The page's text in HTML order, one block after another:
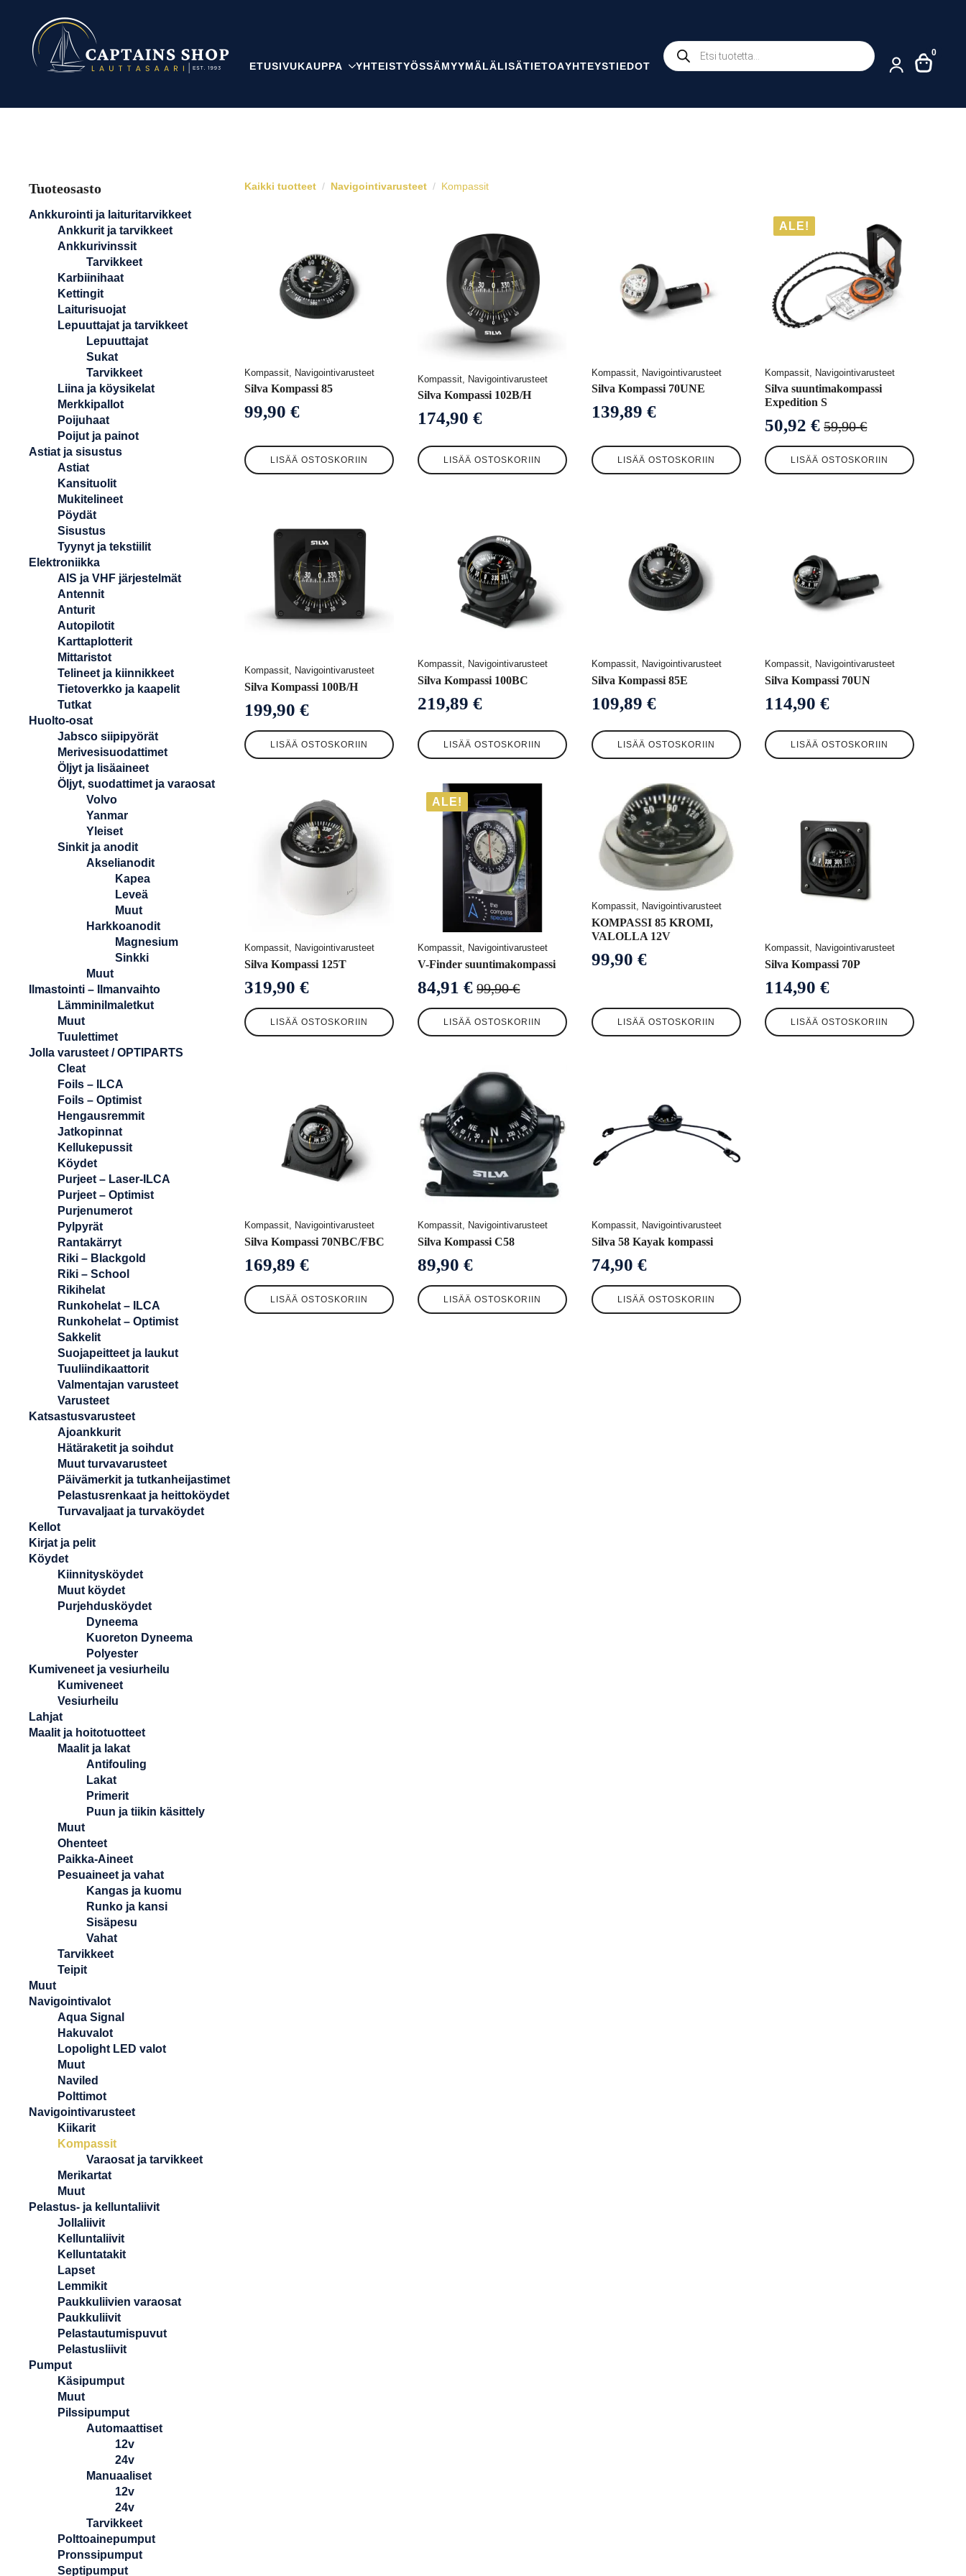
ETUSIVUKAUPPA YHTEISTYÖSSÄMYYMÄLÄLISÄTIETOAYHTEYSTIEDOT
Products
search
0
Tuoteosasto
Ankkurointi ja laituritarvikkeet
Ankkurit ja tarvikkeet
Ankkurivinssit
Tarvikkeet
Karbiinihaat
Kettingit
Laiturisuojat
Lepuuttajat ja tarvikkeet
Lepuuttajat
Sukat
Tarvikkeet
Liina ja köysikelat
Merkkipallot
Poijuhaat
Poijut ja painot
Astiat ja sisustus
Astiat
Kansituolit
Mukitelineet
Pöydät
Sisustus
Tyynyt ja tekstiilit
Elektroniikka
AIS ja VHF järjestelmät
Antennit
Anturit
Autopilotit
Karttaplotterit
Mittaristot
Telineet ja kiinnikkeet
Tietoverkko ja kaapelit
Tutkat
Huolto-osat
Jabsco siipipyörät
Merivesisuodattimet
Öljyt ja lisäaineet
Öljyt, suodattimet ja varaosat
Volvo
Yanmar
Yleiset
Sinkit ja anodit
Akselianodit
Kapea
Leveä
Muut
Harkkoanodit
Magnesium
Sinkki
Muut
Ilmastointi – Ilmanvaihto
Lämminilmaletkut
Muut
Tuulettimet
Jolla varusteet / OPTIPARTS
Cleat
Foils – ILCA
Foils – Optimist
Hengausremmit
Jatkopinnat
Kellukepussit
Köydet
Purjeet – Laser-ILCA
Purjeet – Optimist
Purjenumerot
Pylpyrät
Rantakärryt
Riki – Blackgold
Riki – School
Rikihelat
Runkohelat – ILCA
Runkohelat – Optimist
Sakkelit
Suojapeitteet ja laukut
Tuuliindikaattorit
Valmentajan varusteet
Varusteet
Katsastusvarusteet
Ajoankkurit
Hätäraketit ja soihdut
Muut turvavarusteet
Päivämerkit ja tutkanheijastimet
Pelastusrenkaat ja heittoköydet
Turvavaljaat ja turvaköydet
Kellot
Kirjat ja pelit
Köydet
Kiinnitysköydet
Muut köydet
Purjehdusköydet
Dyneema
Kuoreton Dyneema
Polyester
Kumiveneet ja vesiurheilu
Kumiveneet
Vesiurheilu
Lahjat
Maalit ja hoitotuotteet
Maalit ja lakat
Antifouling
Lakat
Primerit
Puun ja tiikin käsittely
Muut
Ohenteet
Paikka-Aineet
Pesuaineet ja vahat
Kangas ja kuomu
Runko ja kansi
Sisäpesu
Vahat
Tarvikkeet
Teipit
Muut
Navigointivalot
Aqua Signal
Hakuvalot
Lopolight LED valot
Muut
Naviled
Polttimot
Navigointivarusteet
Kiikarit
Kompassit
Varaosat ja tarvikkeet
Merikartat
Muut
Pelastus- ja kelluntaliivit
Jollaliivit
Kelluntaliivit
Kelluntatakit
Lapset
Lemmikit
Paukkuliivien varaosat
Paukkuliivit
Pelastautumispuvut
Pelastusliivit
Pumput
Käsipumput
Muut
Pilssipumput
Automaattiset
12v
24v
Manuaaliset
12v
24v
Tarvikkeet
Polttoainepumput
Pronssipumput
Septipumput
Kaikki tuotteet Navigointivarusteet Kompassit
Kompassit, Navigointivarusteet
Silva Kompassi 85
99,90 €
LISÄÄ OSTOSKORIIN
Kompassit, Navigointivarusteet
Silva Kompassi 102B/H
174,90€
LISÄÄ OSTOSKORIIN
Kompassit, Navigointivarusteet
Silva Kompassi 70UNE
139,89 €
LISÄÄ OSTOSKORIIN
ALE!
Kompassit, Navigointivarusteet
Silva suuntimakompassi
Expedition S
59,90€
Alkuperäinen
hinta
oli:
50,92€
Nykyinen
hinta
on:
LISÄÄ OSTOSKORIIN
Kompassit, Navigointivarusteet
Silva Kompassi 100B/H
199,90 €
LISÄÄ OSTOSKORIIN
Kompassit, Navigointivarusteet
Silva Kompassi 100BC
219,89€
LISÄÄ OSTOSKORIIN
Kompassit, Navigointivarusteet
Silva Kompassi 85E
109,89 €
LISÄÄ OSTOSKORIIN
Kompassit, Navigointivarusteet
Silva Kompassi 70UN
114,90€
LISÄÄ OSTOSKORIIN
Kompassit, Navigointivarusteet
Silva Kompassi 125T
319,90 €
LISÄÄ OSTOSKORIIN
ALE!
Kompassit, Navigointivarusteet
V-Finder suuntimakompassi
99,90€
Alkuperäinen
hinta
oli:
84,91€
Nykyinen
hinta
on:
LISÄÄ OSTOSKORIIN
Kompassit, Navigointivarusteet
KOMPASSI 85 KROMI,
VALOLLA 12V
99,90 €
LISÄÄ OSTOSKORIIN
Kompassit, Navigointivarusteet
Silva Kompassi 70P
114,90€
LISÄÄ OSTOSKORIIN
Kompassit, Navigointivarusteet
Silva Kompassi 70NBC/FBC
169,89 €
LISÄÄ OSTOSKORIIN
Kompassit, Navigointivarusteet
Silva Kompassi C58
89,90€
LISÄÄ OSTOSKORIIN
Kompassit, Navigointivarusteet
Silva 58 Kayak kompassi
74,90 €
LISÄÄ OSTOSKORIIN